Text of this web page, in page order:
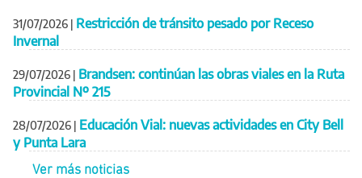
31/07/2026
Restricción de tránsito pesado por Receso
Invernal
29/07/2026
Brandsen: continúan las obras viales en la Ruta
Provincial Nº 215
28/07/2026
Educación Vial: nuevas actividades en City Bell
y Punta Lara
Ver más noticias